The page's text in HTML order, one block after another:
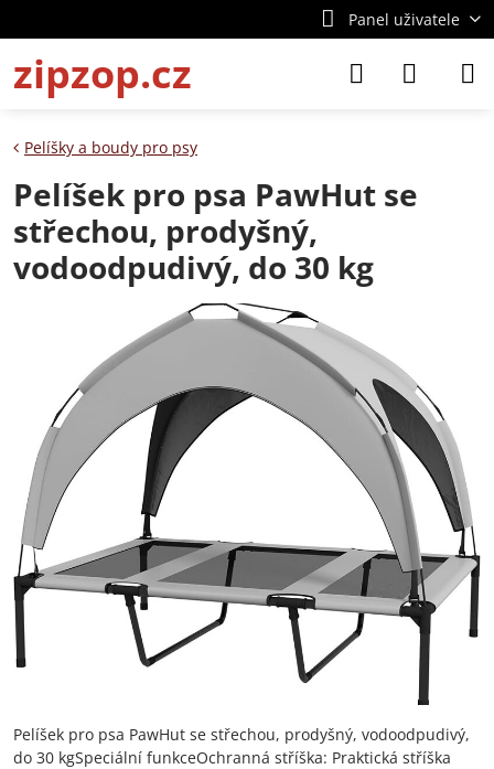
Panel uživatele
zipzop.cz
Pelíšky a boudy pro psy
Pelíšek pro psa PawHut se
střechou, prodyšný,
vodoodpudivý, do 30 kg
Pelíšek pro psa PawHut se střechou, prodyšný, vodoodpudivý,
do 30 kgSpeciální funkceOchranná stříška: Praktická stříška